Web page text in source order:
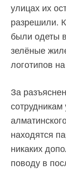
улицах их
разрешили.
были одеты
зелёные
логотипов
За
находятся
никаких
поводу в